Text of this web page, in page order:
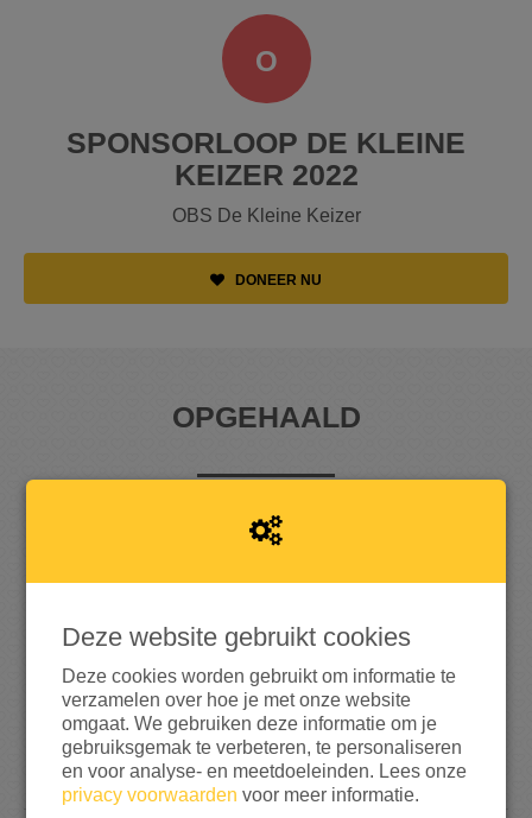
O
SPONSORLOOP DE KLEINE
KEIZER 2022
OBS De Kleine Keizer
DONEER NU
OPGEHAALD
5
Deze website gebruikt cookies
Deze cookies worden gebruikt om informatie te
verzamelen over hoe je met onze website
omgaat. We gebruiken deze informatie om je
gebruiksgemak te verbeteren, te personaliseren
en voor analyse- en meetdoeleinden. Lees onze
privacy voorwaarden voor meer informatie.